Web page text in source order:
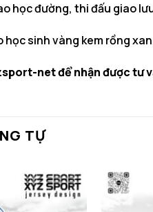
học đường, thi đấu giao
học sinh vàng kem rồng
net để nhận được tư
TỰ